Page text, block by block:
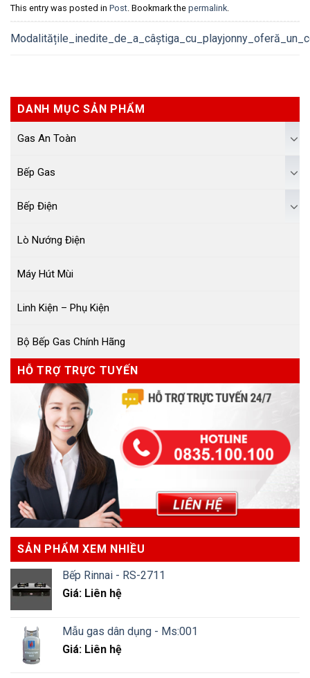
This entry was posted in Post . Bookmark the permalink
DANH MỤC SẢN PHẨM
Gas An Toàn
Bếp Gas
Bếp Điện
Lò Nướng Điện
Máy Hút Mùi
Linh Kiện – Phụ Kiện
Bộ Bếp Gas Chính Hãng
HỖ TRỢ TRỰC TUYẾN
SẢN PHẨM XEM NHIỀU
Bếp Rinnai - RS-2711
Giá: Liên hệ
Mẫu gas dân dụng - Ms:001
Giá: Liên hệ